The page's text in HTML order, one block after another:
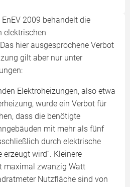
2009 behandelt die
elektrischen
hier ausgesprochene Verbot
gilt aber nur unter
Elektroheizungen, also etwa
wurde ein Verbot für
dass die benötigte
mit mehr als fünf
durch elektrische
wird“. Kleinere
maximal zwanzig Watt
Nutzfläche sind von